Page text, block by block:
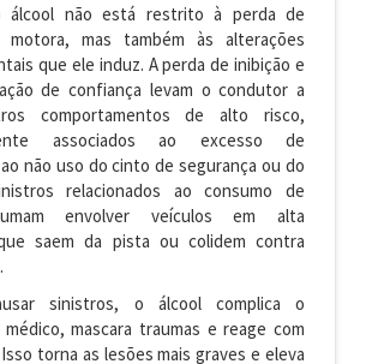
álcool não está restrito à perda de
motora, mas também às alterações
que ele induz. A perda de inibição e
de confiança levam o condutor a
comportamentos de alto risco,
associados ao excesso de
não uso do cinto de segurança ou do
relacionados ao consumo de
envolver veículos em alta
saem da pista ou colidem contra
sinistros, o álcool complica o
mascara traumas e reage com
torna as lesões mais graves e eleva